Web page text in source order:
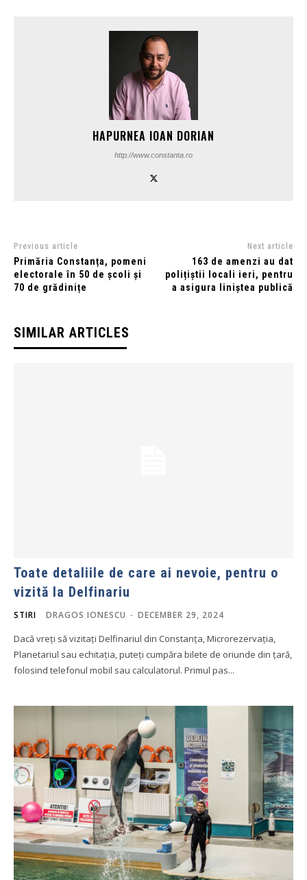
HAPURNEA IOAN DORIAN
http://www.constanta.ro
Previous article
Primăria Constanța, pomeni
electorale în 50 de școli și
70 de grădinițe
Next article
163 de amenzi au dat
polițiștii locali ieri, pentru
a asigura liniștea publică
SIMILAR ARTICLES
Toate detaliile de care ai nevoie, pentru o
vizită la Delfinariu
STIRI DRAGOS IONESCU - DECEMBER 29, 2024
Dacă vreți să vizitați Delfinariul din Constanța, Microrezervația,
Planetariul sau echitația, puteți cumpăra bilete de oriunde din țară,
folosind telefonul mobil sau calculatorul. Primul pas...